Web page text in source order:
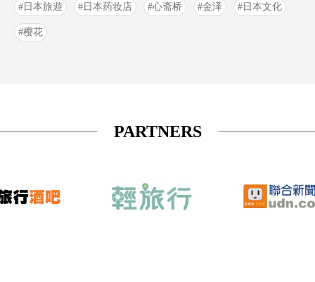
日本旅遊 日本药妆店 心斋桥 金泽 日本文化
樱花
PARTNERS